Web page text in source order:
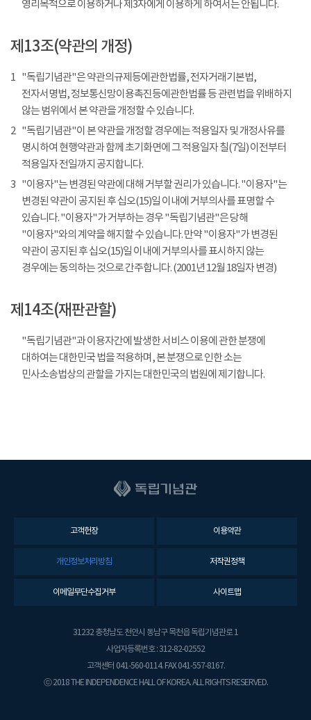
영리목적으로 이용하거나 제3자에게 이용하게 하여서는 안됩니다.
제13조(약관의 개정)
1 "독립기념관"은 약관의규제등에관한법률, 전자거래기본법,
전자서명법, 정보통신망이용촉진등에관한법률 등 관련법을 위배하지
않는 범위에서 본 약관을 개정할 수 있습니다.
2 "독립기념관"이 본 약관을 개정할 경우에는 적용일자 및 개정사유를
명시하여 현행약관과 함께 초기화면에 그 적용일자 칠(7일) 이전부터
적용일자 전일까지 공지합니다.
3 "이용자"는 변경된 약관에 대해 거부할 권리가 있습니다. "이용자"는
변경된 약관이 공지된 후 십오(15)일 이내에 거부의사를 표명할 수
있습니다. "이용자"가 거부하는 경우 "독립기념관"은 당해
"이용자"와의 계약을 해지할 수 있습니다. 만약 "이용자"가 변경된
약관이 공지된 후 십오(15)일 이내에 거부의사를 표시하지 않는
경우에는 동의하는 것으로 간주합니다. (2001년 12월 18일자 변경)
제14조(재판관할)
"독립기념관"과 이용자간에 발생한 서비스 이용에 관한 분쟁에
대하여는 대한민국 법을 적용하며, 본 분쟁으로 인한 소는
민사소송법상의 관할을 가지는 대한민국의 법원에 제기합니다.
고객헌장 이용약관
개인정보처리방침 저작권정책
이메일무단수집거부 사이트맵
31232 충청남도 천안시 동남구 목천읍 독립기념관로 1
사업자등록번호 : 312-82-02552
고객센터 041-560-0114. FAX 041-557-8167.
ⓒ 2018 THE INDEPENDENCE HALL OF KOREA. ALL RIGHTS RESERVED.